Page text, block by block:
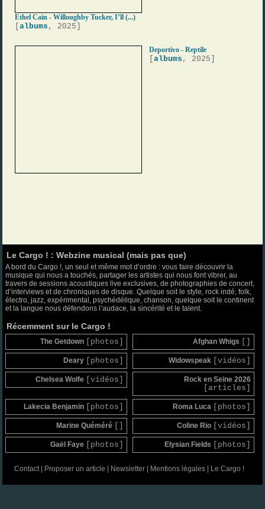
Ethel Cain - Willoughby Tucker, I’ll (...)
[albums , 2025]
Deportivo - Reptile
[albums , 2025]
Le Cargo ! : Webzine musical (mais pas que)
A bord du Cargo !, un seul et même mot d’ordre : vous faire découvrir la
musique qui nous a touchés, partager les artistes qui nous font vibrer, au
travers de sessions acoustiques live exclusives, de photographies de concert,
d’interviews et de chroniques de disque. Quelque soit le style, rock indé, folk,
électro, jazz, expérimental, psychédélique, chanson, quelque soit le continent
et la langue nous défendons l’audace, la sincérité et le talent.
Récemment sur le Cargo !
The Getdown [photos] Afghan Whigs
Deary [photos] Widowspeak [vidéos]
Chelsea Wolfe [vidéos] Rock en Seine 2026
[articles]
Lakecia Benjamin [photos] Roma Luca [photos]
Marine Quéméré Coline Rio [vidéos]
Gaël Faye [photos] Elysian Fields [photos]
Contact| Proposer un article Newsletter| Mentions légales| Le Cargo !